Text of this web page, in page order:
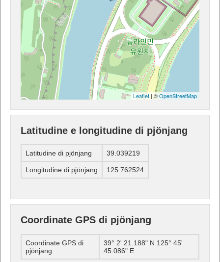
Leaflet | ©OpenStreetMap
Latitudine e longitudine di pjönjang
Latitudine di pjönjang 39.039219
Longitudine di pjönjang 125.762524
Coordinate GPS di pjönjang
Coordinate GPS di
pjönjang
39° 2' 21.188" N 125° 45'
45.086" E